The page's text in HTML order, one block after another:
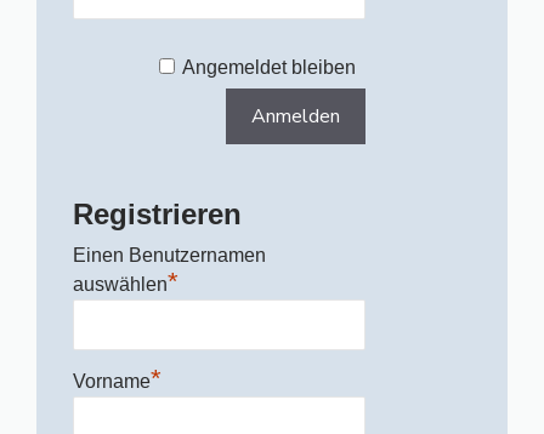
Angemeldet bleiben
Registrieren
Einen Benutzernamen
auswählen*
Vorname*